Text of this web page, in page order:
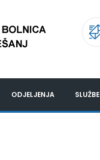
ODJELJENJA SLUŽBE